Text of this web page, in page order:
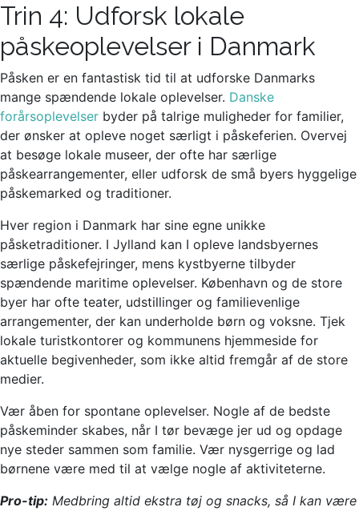
Trin 4: Udforsk lokale
påskeoplevelser i Danmark
Påsken er en fantastisk tid til at udforske Danmarks
mange spændende lokale oplevelser. Danske
forårsoplevelser byder på talrige muligheder for familier,
der ønsker at opleve noget særligt i påskeferien. Overvej
at besøge lokale museer, der ofte har særlige
påskearrangementer, eller udforsk de små byers hyggelige
påskemarked og traditioner.
Hver region i Danmark har sine egne unikke
påsketraditioner. I Jylland kan I opleve landsbyernes
særlige påskefejringer, mens kystbyerne tilbyder
spændende maritime oplevelser. København og de store
byer har ofte teater, udstillinger og familievenlige
arrangementer, der kan underholde børn og voksne. Tjek
lokale turistkontorer og kommunens hjemmeside for
aktuelle begivenheder, som ikke altid fremgår af de store
medier.
Vær åben for spontane oplevelser. Nogle af de bedste
påskeminder skabes, når I tør bevæge jer ud og opdage
nye steder sammen som familie. Vær nysgerrige og lad
børnene være med til at vælge nogle af aktiviteterne.
Pro-tip: Medbring altid ekstra tøj og snacks, så I kan være